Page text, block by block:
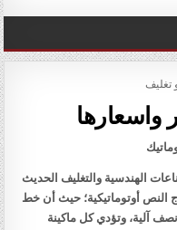
تغليف
واسعارها
الهندسية والتغليف الحديث
النص أوتوماتيكية؛ حيث أن خط
آلية، وتؤدي كل ماكينة